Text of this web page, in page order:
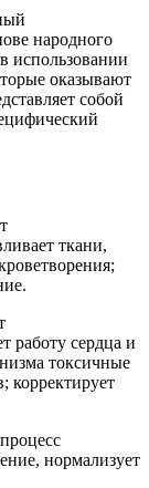
народного
использовании
оказывают
собой
ткани,
работу сердца и
токсичные
корректирует
нормализует